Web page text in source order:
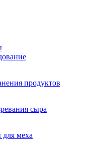
продуктов
сыра
меха